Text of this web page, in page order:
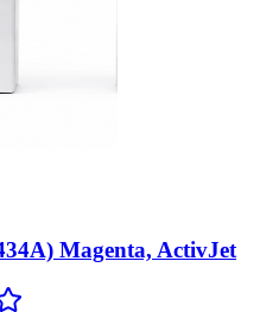
Magenta, ActivJet